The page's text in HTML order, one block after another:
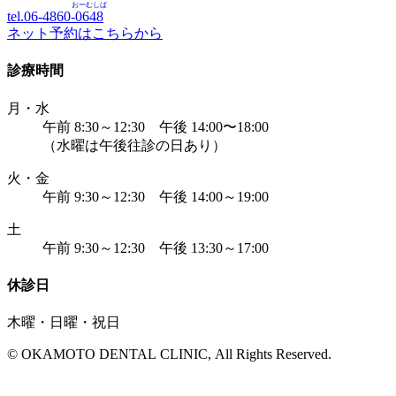
tel.06-4860-0648
おーむしば
ネット予約はこちらから
診療時間
月・水
午前 8:30～12:30 午後 14:00〜18:00
（水曜は午後往診の日あり）
火・金
午前 9:30～12:30 午後 14:00～19:00
土
午前 9:30～12:30 午後 13:30～17:00
休診日
木曜・日曜・祝日
© OKAMOTO DENTAL CLINIC, All Rights Reserved.